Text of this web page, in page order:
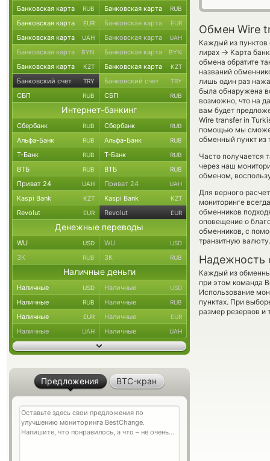
Обмен Wire
Каждый из пунктов
лирах → Карта
обмена обратите
названий
лишь один раз
была обнаружена
возможно, что на
вам будет
Wire transfer in
помощью мы
обменный пункт из
Часто получается
через наш
обменом,
Для верного
мониторинге
обменников
оповещение о
обменников, с
транзитную валюту.
Надежность
Каждый из
при этом команда
Использование
пунктах. При
размер резервов и
Банковская карта RUB Банковская карта RUB
Банковская карта EUR Банковская карта EUR
Банковская карта UAH Банковская карта UAH
Банковская карта BYN Банковская карта BYN
Банковская карта KZT Банковская карта KZT
Банковский счет TRY Банковский счет TRY
СБП RUB СБП RUB
Интернет-банкинг
Сбербанк RUB Сбербанк RUB
Альфа-Банк RUB Альфа-Банк RUB
Т-Банк RUB Т-Банк RUB
ВТБ RUB ВТБ RUB
Приват 24 UAH Приват 24 UAH
Kaspi Bank KZT Kaspi Bank KZT
Revolut EUR Revolut EUR
Денежные переводы
WU USD WU USD
ЗК RUB ЗК RUB
Наличные деньги
Наличные USD Наличные USD
Наличные RUB Наличные RUB
Наличные EUR Наличные EUR
Наличные UAH Наличные UAH
Предложения BTC-кран